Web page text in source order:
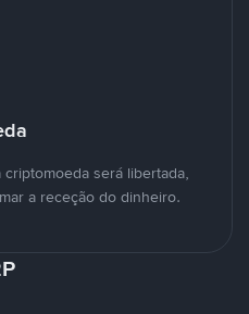
será libertada,
a receção do dinheiro.